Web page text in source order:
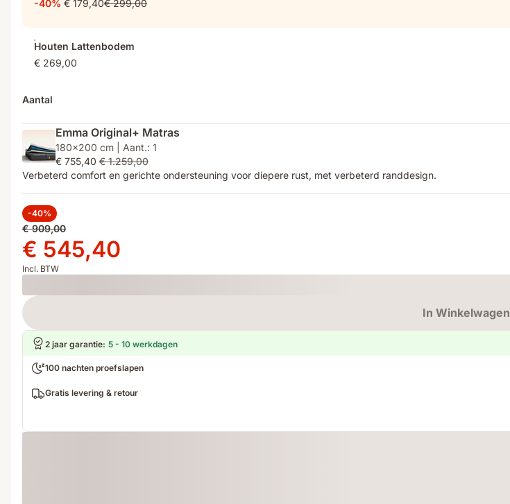
-40% € 179,40€ 299,00
Houten Lattenbodem
€ 269,00
Aantal
Emma Original+ Matras
180x200 cm | Aant.: 1
€ 755,40 € 1.259,00
Verbeterd comfort en gerichte ondersteuning voor diepere rust, met verbeterd randdesign.
-40%
Oorspronkelijke
prijs
€ 909,00
€ 909,00
Prijs
€ 545,40
€ 545,40
Incl. BTW
Loading
In Winkelwagen
2 jaar garantie: 5 - 10 werkdagen
100 nachten proefslapen
Gratis levering & retour